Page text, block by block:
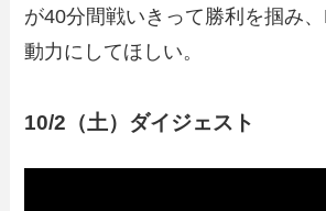
が40分間戦いきって勝利を掴み
動力にしてほしい。
10/2（土）ダイジェスト